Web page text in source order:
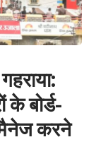
बोर्ड-
मैनेज करने